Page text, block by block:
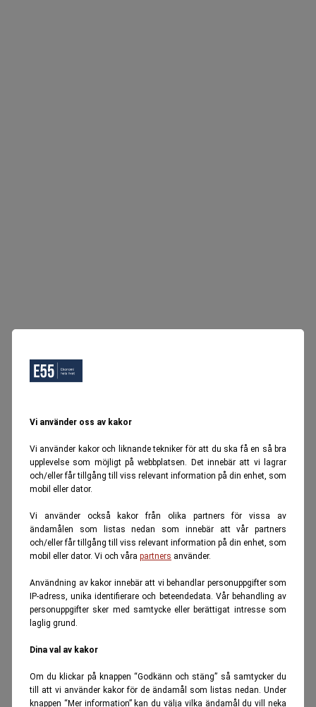
Vi använder oss av kakor
Vi använder kakor och liknande tekniker för att du ska få en så bra
upplevelse som möjligt på webbplatsen. Det innebär att vi lagrar
och/eller får tillgång till viss relevant information på din enhet, som
mobil eller dator.
Vi använder också kakor från olika partners för vissa av
ändamålen som listas nedan som innebär att vår partners
och/eller får tillgång till viss relevant information på din enhet, som
mobil eller dator. Vi och våra partners använder.
Användning av kakor innebär att vi behandlar personuppgifter som
IP-adress, unika identifierare och beteendedata. Vår behandling av
personuppgifter sker med samtycke eller berättigat intresse som
laglig grund.
Dina val av kakor
Om du klickar på knappen “Godkänn och stäng” så samtycker du
till att vi använder kakor för de ändamål som listas nedan. Under
knappen “Mer information” kan du välja vilka ändamål du vill neka